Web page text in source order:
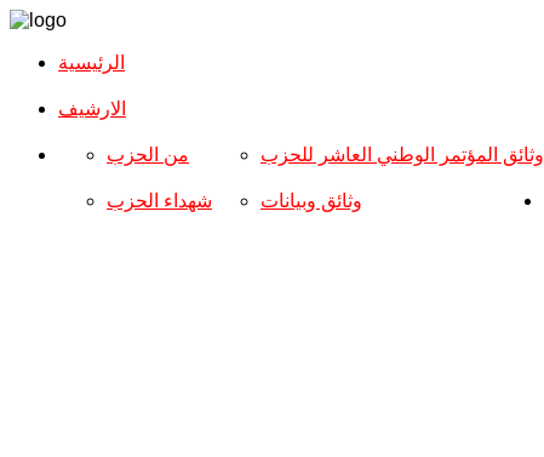
الرئيسية
الارشیف
من الحزب
شهداء الحزب
وثائق المؤتمر الوطني العاشر للحزب
وثائق وبيانات